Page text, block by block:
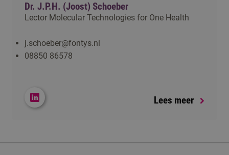
Dr. J.P.H. (Joost) Schoeber
Lector Molecular Technologies for One Health
j.schoeber@fontys.nl
08850 86578
Lees meer